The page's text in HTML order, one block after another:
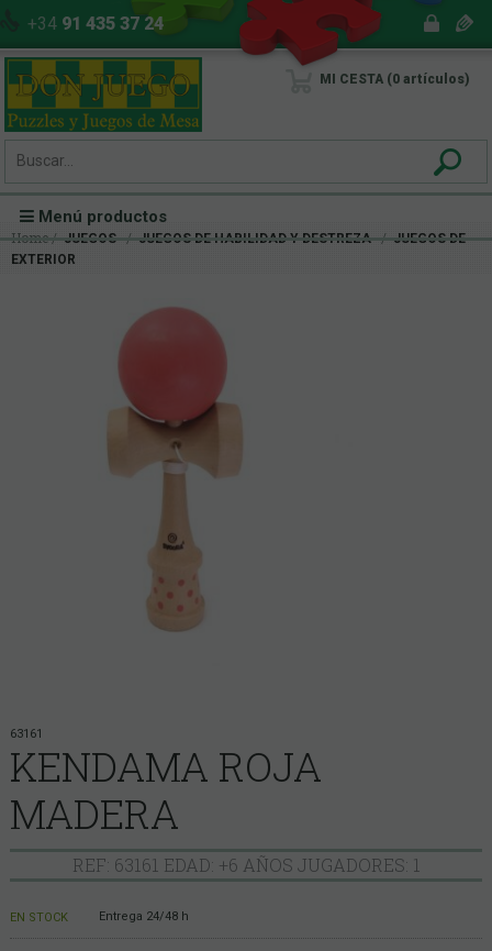
+34 91 435 37 24
MI CESTA 0 artículos
Menú productos
Home JUEGOS JUEGOS DE HABILIDAD Y DESTREZA
JUEGOS DE
EXTERIOR
63161
KENDAMA ROJA
MADERA
REF: 63161 EDAD: +6 AÑOS JUGADORES: 1
EN STOCK Entrega 24/48 h